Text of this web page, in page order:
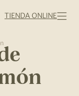
TIENDA ONLINE